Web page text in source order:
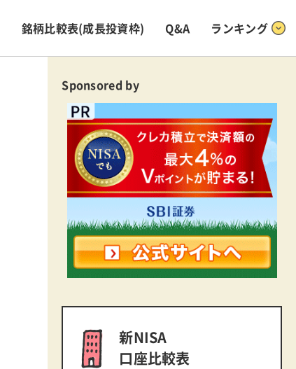
銘柄比較表(成長投資枠) Q&A ランキング
Sponsored by
新NISA
口座比較表